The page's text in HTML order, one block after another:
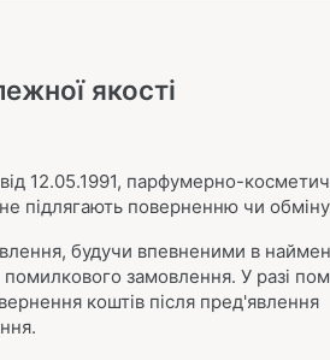
якості
12.05.1991, парфумерно-
підлягають поверненню чи
будучи впевненими в
помилкового замовлення. У разі
коштів після пред'явлення